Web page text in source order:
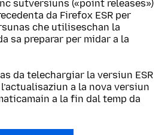
sutversiuns («point releases»)
da Firefox ESR per
che utiliseschan la
sa preparar per midar a la
da telechargiar la versiun ESR
a la nova versiun
a la fin dal temp da